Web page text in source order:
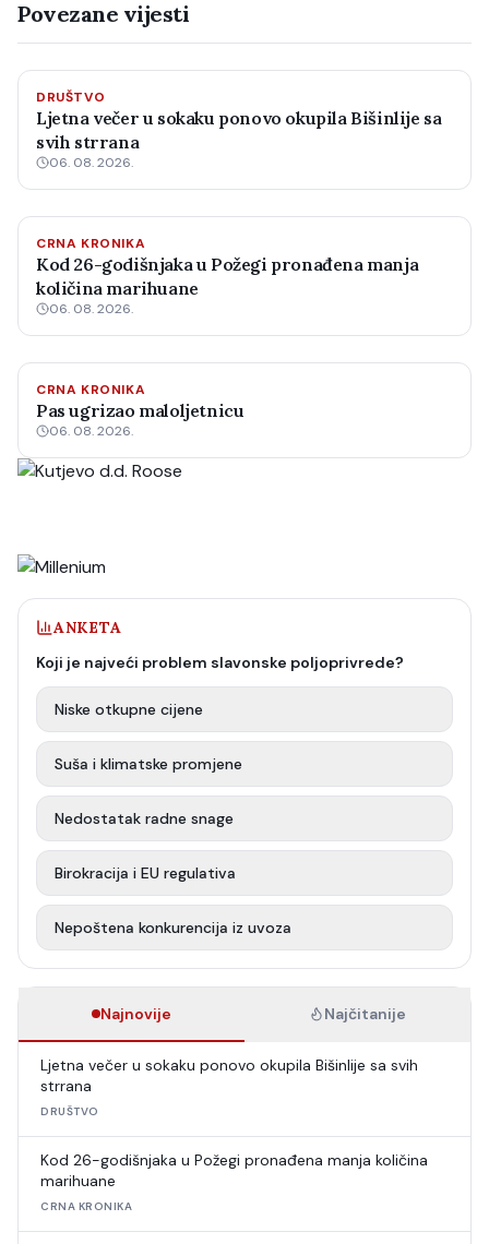
Povezane vijesti
DRUŠTVO
Ljetna večer u sokaku ponovo okupila Bišinlije sa
svih strrana
06. 08. 2026.
CRNA KRONIKA
Kod 26-godišnjaka u Požegi pronađena manja
količina marihuane
06. 08. 2026.
CRNA KRONIKA
Pas ugrizao maloljetnicu
06. 08. 2026.
ANKETA
Koji je najveći problem slavonske poljoprivrede?
Niske otkupne cijene
Suša i klimatske promjene
Nedostatak radne snage
Birokracija i EU regulativa
Nepoštena konkurencija iz uvoza
Najnovije Najčitanije
Ljetna večer u sokaku ponovo okupila Bišinlije sa svih
strrana
DRUŠTVO
Kod 26-godišnjaka u Požegi pronađena manja količina
marihuane
CRNA KRONIKA